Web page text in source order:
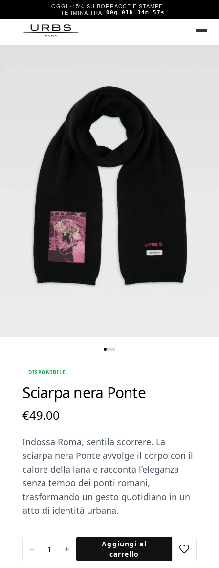
OGGI -15% SU BORRACCE E STAMPE
00g 01h 34m 57s
DISPONIBILE
Sciarpa nera Ponte
€49.00
Indossa Roma, sentila scorrere. La
sciarpa nera Ponte avvolge il corpo con il
calore della lana e racconta l’eleganza
senza tempo dei ponti romani,
trasformando un gesto quotidiano in un
atto di identità urbana.
− +
Aggiungi al
carrello